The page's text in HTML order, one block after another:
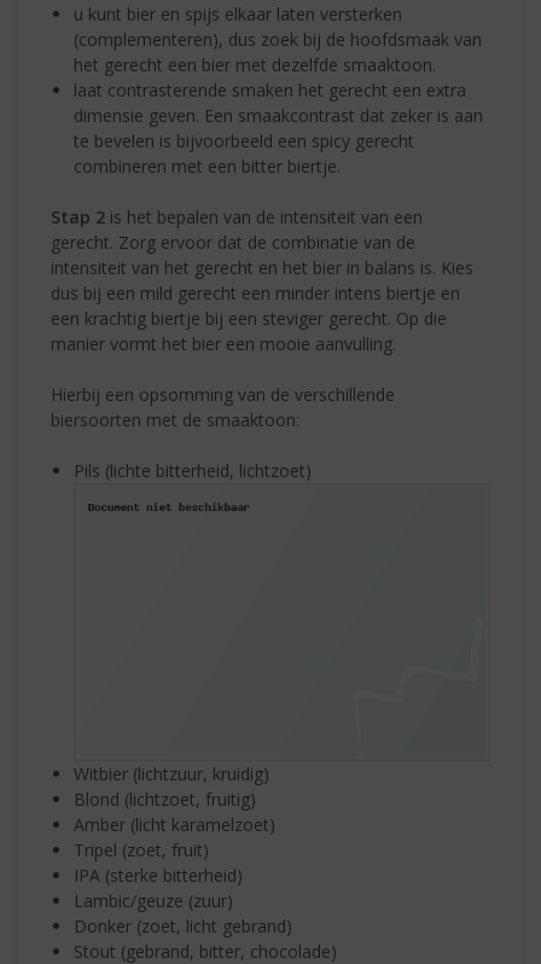
u kunt bier en spijs elkaar laten versterken
(complementeren), dus zoek bij de hoofdsmaak van
het gerecht een bier met dezelfde smaaktoon.
laat contrasterende smaken het gerecht een extra
dimensie geven. Een smaakcontrast dat zeker is aan
te bevelen is bijvoorbeeld een spicy gerecht
combineren met een bitter biertje.
Stap 2 is het bepalen van de intensiteit van een
gerecht. Zorg ervoor dat de combinatie van de
intensiteit van het gerecht en het bier in balans is. Kies
dus bij een mild gerecht een minder intens biertje en
een krachtig biertje bij een steviger gerecht. Op die
manier vormt het bier een mooie aanvulling.
Hierbij een opsomming van de verschillende
biersoorten met de smaaktoon:
Pils (lichte bitterheid, lichtzoet)
Witbier (lichtzuur, kruidig)
Blond (lichtzoet, fruitig)
Amber (licht karamelzoet)
Tripel (zoet, fruit)
IPA (sterke bitterheid)
Lambic/geuze (zuur)
Donker (zoet, licht gebrand)
Stout (gebrand, bitter, chocolade)